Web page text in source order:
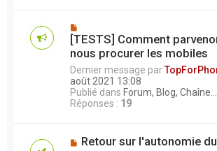
[TESTS] Comment
nous procurer les mobiles
Dernier message par
août 2021 13:08
Publié dans Forum, Blog, Chaîne...
Réponses : 19
Retour sur l'autonomie